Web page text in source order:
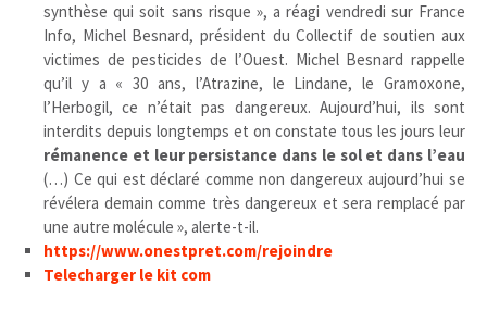
synthèse qui soit sans risque », a réagi vendredi sur France
Info, Michel Besnard, président du Collectif de soutien aux
victimes de pesticides de l’Ouest. Michel Besnard rappelle
qu’il y a « 30 ans, l’Atrazine, le Lindane, le Gramoxone,
l’Herbogil, ce n’était pas dangereux. Aujourd’hui, ils sont
interdits depuis longtemps et on constate tous les jours leur
rémanence et leur persistance dans le sol et dans l’eau
(…) Ce qui est déclaré comme non dangereux aujourd’hui se
révélera demain comme très dangereux et sera remplacé par
une autre molécule », alerte-t-il.
https://www.onestpret.com/rejoindre
Telecharger le kit com